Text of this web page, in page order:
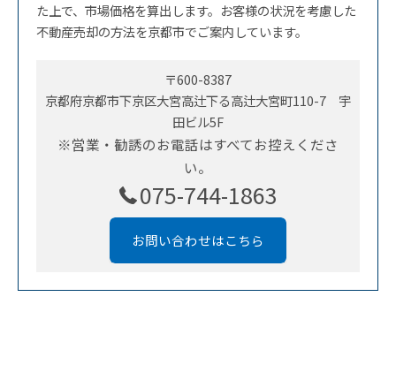
た上で、市場価格を算出します。お客様の状況を考慮した
不動産売却の方法を京都市でご案内しています。
〒600-8387
京都府京都市下京区大宮高辻下る高辻大宮町110-7 宇
田ビル5F
※営業・勧誘のお電話はすべてお控えくださ
い。
075-744-1863
お問い合わせはこちら